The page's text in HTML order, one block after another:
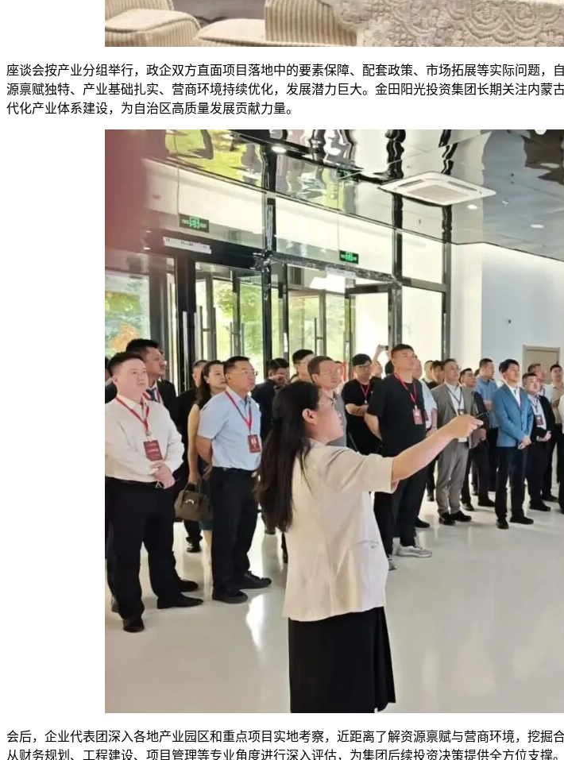
座谈会按产业分组举行，政企双方直面项目落地中的要素保障、配套政策、市场拓展等实际问题
源禀赋独特、产业基础扎实、营商环境持续优化，发展潜力巨大。金田阳光投资集团长期关注内
代化产业体系建设，为自治区高质量发展贡献力量。
会后，企业代表团深入各地产业园区和重点项目实地考察，近距离了解资源禀赋与营商环境，挖
从财务规划、工程建设、项目管理等专业角度进行深入评估，为集团后续投资决策提供全方位支撑。